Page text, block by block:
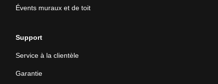
Évents muraux et de toit
Support
Service à la clientèle
Garantie